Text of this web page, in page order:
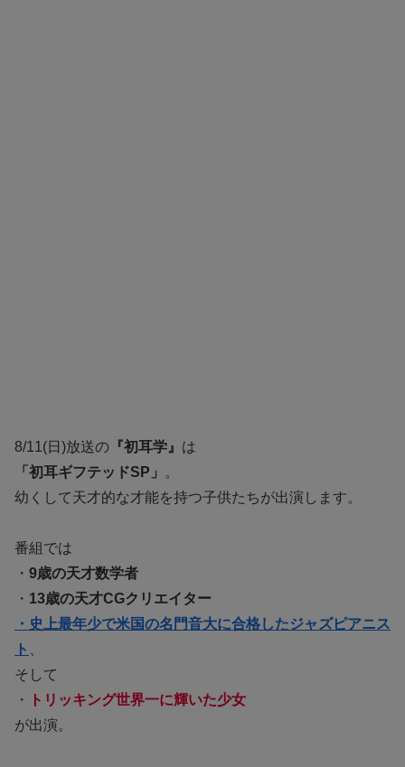
8/11(日)放送の 『初耳学』 は
「初耳ギフテッドSP」 。
幼くして天才的な才能を持つ子供たちが出演します。
番組では
・ 9歳の天才数学者
・ 13歳の天才CGクリエイター
・史上最年少で米国の名門音大に合格したジャズピアニス
ト 、
そして
・
トリッキング世界一に輝いた少女
が出演。